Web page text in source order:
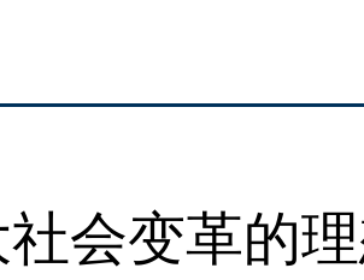
会变革的